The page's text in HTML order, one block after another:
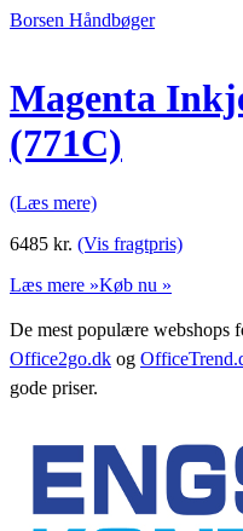
Borsen Håndbøger
Magenta
(771C)
(Læs mere)
6485 kr. (Vis fragtpris)
Læs mere »Køb nu »
De mest populære webshops
Office2go.dk og
gode priser.